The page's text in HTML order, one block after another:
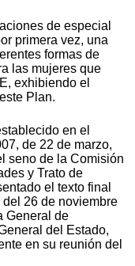
de especial
primera vez, una
formas de
las mujeres que
exhibiendo el
Plan.
en el
de 22 de marzo,
seno de la Comisión
y Trato de
el texto final
26 de noviembre
General de
del Estado,
en su reunión del